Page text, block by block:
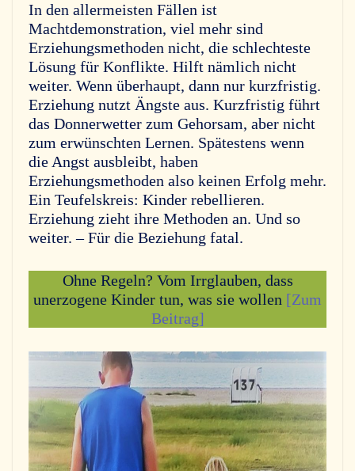
In den allermeisten Fällen ist
Machtdemonstration, viel mehr sind
Erziehungsmethoden nicht, die schlechteste
Lösung für Konflikte. Hilft nämlich nicht
weiter. Wenn überhaupt, dann nur kurzfristig.
Erziehung nutzt Ängste aus. Kurzfristig führt
das Donnerwetter zum Gehorsam, aber nicht
zum erwünschten Lernen. Spätestens wenn
die Angst ausbleibt, haben
Erziehungsmethoden also keinen Erfolg mehr.
Ein Teufelskreis: Kinder rebellieren.
Erziehung zieht ihre Methoden an. Und so
weiter. – Für die Beziehung fatal.
Ohne Regeln? Vom Irrglauben, dass
unerzogene Kinder tun, was sie wollen [Zum
Beitrag]